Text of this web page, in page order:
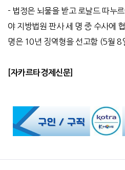
- 법정은 뇌물을 받고 로날드 따누
야 지방법원 판사 세 명 중 수사에
명은10년 징역형을 선고함 (5월 8
자카르타경제신문]